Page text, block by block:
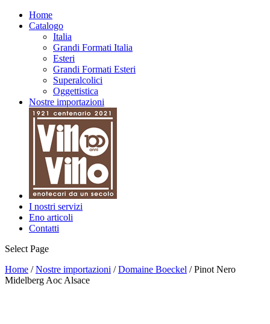
Home
Catalogo
Italia
Grandi Formati Italia
Esteri
Grandi Formati Esteri
Superalcolici
Oggettistica
Nostre importazioni
I nostri servizi
Eno articoli
Contatti
Select Page
Home /Nostre importazioni /Domaine Boeckel / Pinot Nero
Midelberg Aoc Alsace